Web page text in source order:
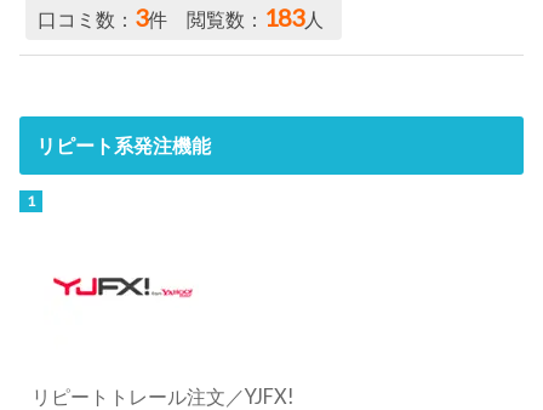
口コミ数： 3件 閲覧数： 183人
リピート系発注機能
リピートトレール注文／YJFX!